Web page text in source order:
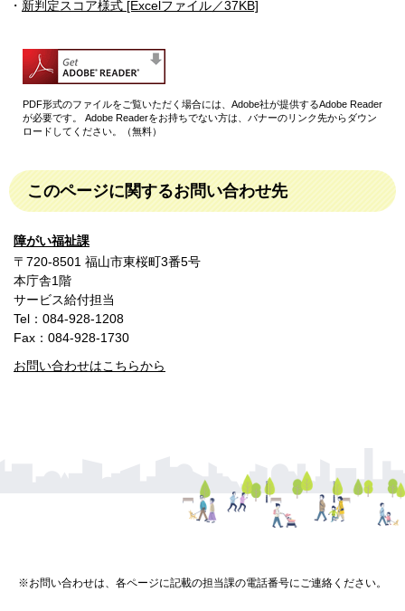
・ 新判定スコア様式 [Excelファイル／37KB]
PDF形式のファイルをご覧いただく場合には、Adobe社が提供するAdobe Reader
が必要です。
Adobe Readerをお持ちでない方は、バナーのリンク先からダウン
ロードしてください。（無料）
このページに関するお問い合わせ先
障がい福祉課
〒720-8501 福山市東桜町3番5号
本庁舎1階
サービス給付担当
Tel：084-928-1208
Fax：084-928-1730
お問い合わせはこちらから
※お問い合わせは、各ページに記載の担当課の電話番号にご連絡ください。